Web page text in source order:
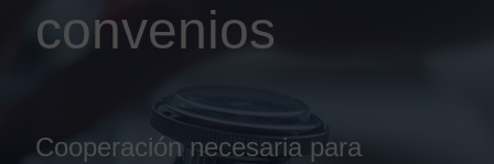
convenios
Cooperación necesaria para